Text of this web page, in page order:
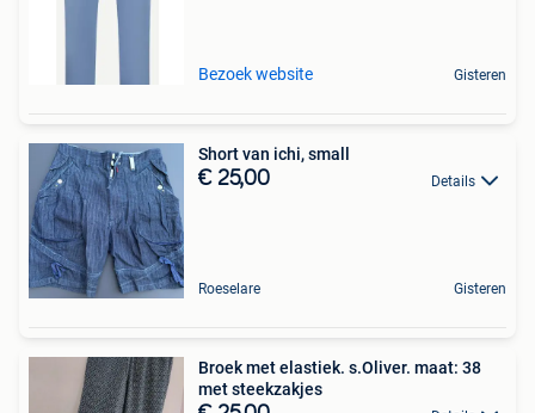
Bezoek website Gisteren
Short van ichi, small
€ 25,00 Details
Roeselare Gisteren
Broek met elastiek. s.Oliver. maat: 38
met steekzakjes